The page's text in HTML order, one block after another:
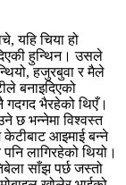
यहि चिया हो
हुन्थिन। उसले
हजुरबुवा र मैले
बनाइदिएको
गदगद भैरहेको थिएँ।
छ भन्नेमा विश्वस्त
केटीबाट आइमाई बन्ने
लागिरहेको थियो।
साँझ पर्छ जस्तो